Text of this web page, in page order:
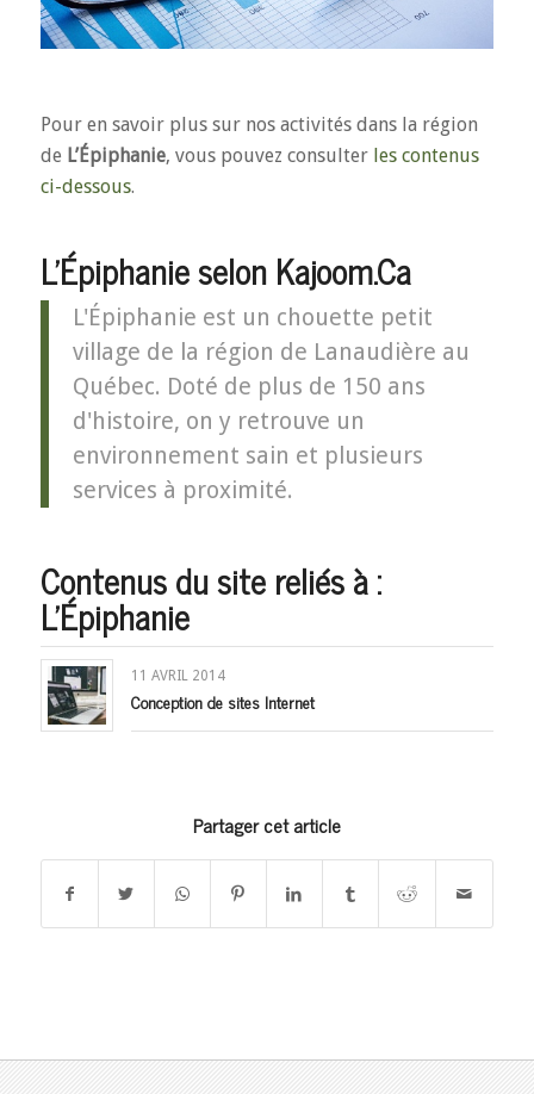
Pour en savoir plus sur nos activités dans la région
de L’Épiphanie, vous pouvez consulter les contenus
ci-dessous.
L'Épiphanie selon Kajoom.Ca
L'Épiphanie est un chouette petit
village de la région de Lanaudière au
Québec. Doté de plus de 150 ans
d'histoire, on y retrouve un
environnement sain et plusieurs
services à proximité.
Contenus du site reliés à :
L'Épiphanie
11 AVRIL 2014
Conception de sites Internet
Partager cet article